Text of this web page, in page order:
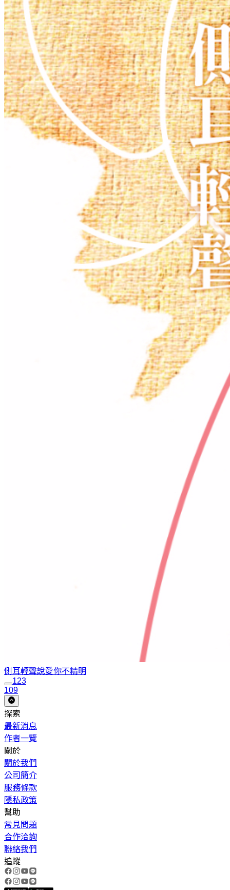
側耳輕聲說愛你不精明
123
109
探索
最新消息
作者一覽
關於
關於我們
公司簡介
服務條款
隱私政策
幫助
常見問題
合作洽詢
聯絡我們
追蹤